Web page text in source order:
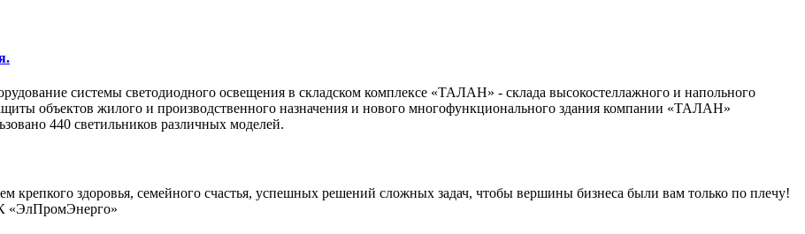
системы светодиодного освещения в складском комплексе «ТАЛАН» - склада высокостеллажного и напольного
объектов жилого и производственного назначения и нового многофункционального здания компании «ТАЛАН»
440 светильников различных моделей.
крепкого здоровья, семейного счастья, успешных решений сложных задач, чтобы вершины бизнеса были вам только по плечу!
«ЭлПромЭнерго»